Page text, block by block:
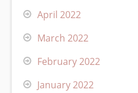
April 2022
March 2022
February 2022
January 2022